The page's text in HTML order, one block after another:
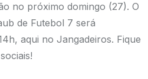
no próximo domingo (27). O
de Futebol 7 será
aqui no Jangadeiros. Fique